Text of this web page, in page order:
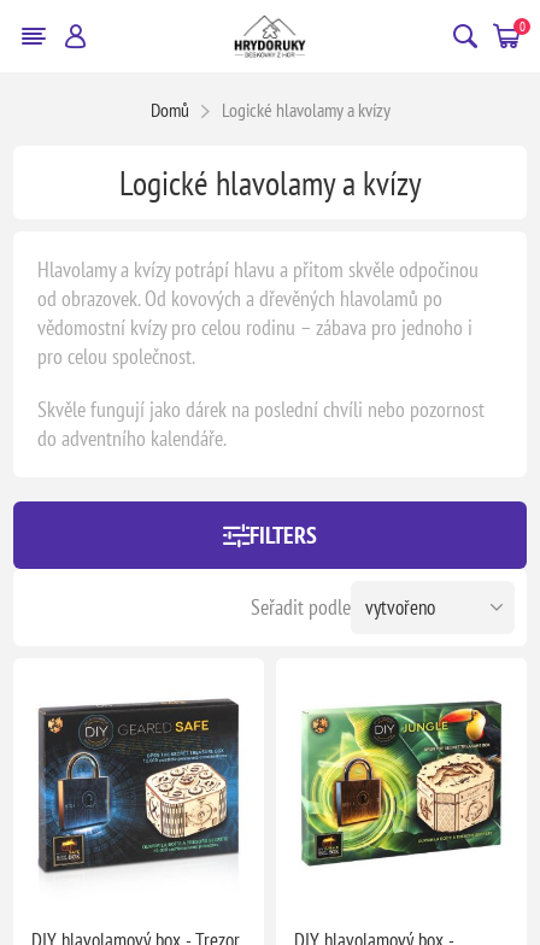
0
Domů Logické hlavolamy a kvízy
Logické hlavolamy a kvízy
Hlavolamy a kvízy potrápí hlavu a přitom skvěle odpočinou
od obrazovek. Od kovových a dřevěných hlavolamů po
vědomostní kvízy pro celou rodinu – zábava pro jednoho i
pro celou společnost.
Skvěle fungují jako dárek na poslední chvíli nebo pozornost
do adventního kalendáře.
FILTERS
Seřadit podle